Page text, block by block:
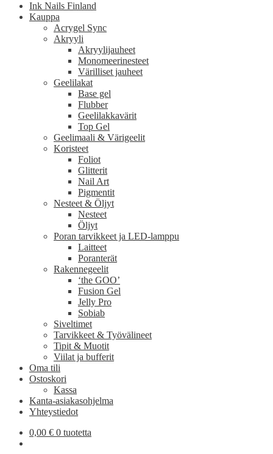
Ink Nails Finland
Kauppa
Acrygel Sync
Akryyli
Akryylijauheet
Monomeerinesteet
Värilliset jauheet
Geelilakat
Base gel
Flubber
Geelilakkavärit
Top Gel
Geelimaali & Värigeelit
Koristeet
Foliot
Glitterit
Nail Art
Pigmentit
Nesteet & Öljyt
Nesteet
Öljyt
Poran tarvikkeet ja LED-lamppu
Laitteet
Poranterät
Rakennegeelit
‘the GOO’
Fusion Gel
Jelly Pro
Sobiab
Siveltimet
Tarvikkeet & Työvälineet
Tipit & Muotit
Viilat ja bufferit
Oma tili
Ostoskori
Kassa
Kanta-asiakasohjelma
Yhteystiedot
0,00 € 0 tuotetta